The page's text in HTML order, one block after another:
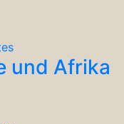
und Afrika